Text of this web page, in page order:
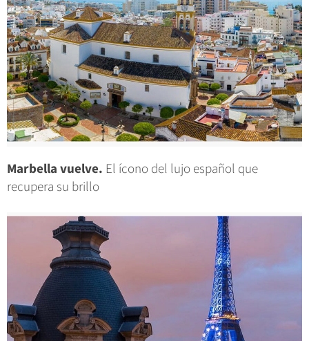
Marbella vuelve. El ícono del lujo español que
recupera su brillo